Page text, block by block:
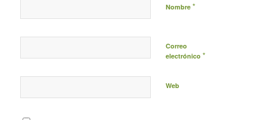
Nombre *
Correo
electrónico *
Web